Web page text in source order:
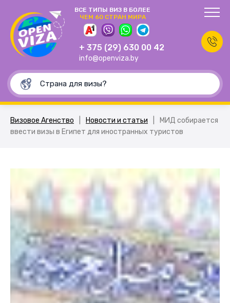
ВСЕ ТИПЫ ВИЗ В БОЛЕЕ
ЧЕМ 60 СТРАН МИРА
+ 375 (29) 630 00 42
info@openviza.by
Визовое Агенство Новости и статьи
МИД собирается
ввести визы в Египет для иностранных туристов